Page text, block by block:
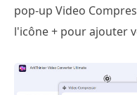
pop-up Video
l'icône + pour ajouter